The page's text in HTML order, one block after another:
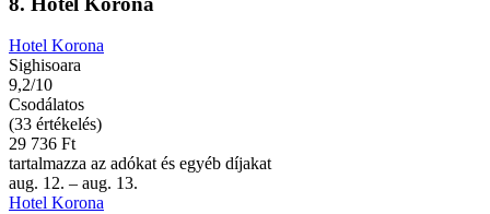
Hotel Korona
Sighisoara
9,2/10
Csodálatos
(33 értékelés)
29 736 Ft
tartalmazza az adókat és egyéb díjakat
aug. 12. – aug. 13.
Hotel Korona